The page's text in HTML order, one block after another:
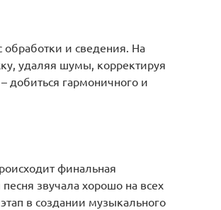
обработки и сведения. На
удаляя шумы, корректируя
добиться гармоничного и
финальная
звучала хорошо на всех
в создании музыкального